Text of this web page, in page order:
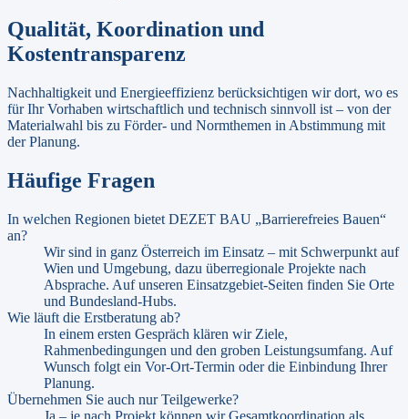
Qualität, Koordination und
Kostentransparenz
Nachhaltigkeit und Energieeffizienz berücksichtigen wir dort, wo es
für Ihr Vorhaben wirtschaftlich und technisch sinnvoll ist – von der
Materialwahl bis zu Förder- und Normthemen in Abstimmung mit
der Planung.
Häufige Fragen
In welchen Regionen bietet DEZET BAU „Barrierefreies Bauen“
an?
Wir sind in ganz Österreich im Einsatz – mit Schwerpunkt auf
Wien und Umgebung, dazu überregionale Projekte nach
Absprache. Auf unseren Einsatzgebiet-Seiten finden Sie Orte
und Bundesland-Hubs.
Wie läuft die Erstberatung ab?
In einem ersten Gespräch klären wir Ziele,
Rahmenbedingungen und den groben Leistungsumfang. Auf
Wunsch folgt ein Vor-Ort-Termin oder die Einbindung Ihrer
Planung.
Übernehmen Sie auch nur Teilgewerke?
Ja – je nach Projekt können wir Gesamtkoordination als